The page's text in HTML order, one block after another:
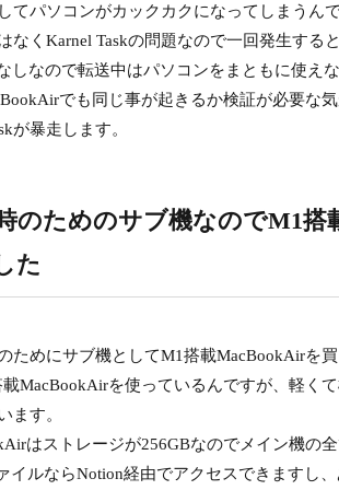
てパソコンがカックカクになってしまうんで
くKarnel Taskの問題なので一回発生する
しなので転送中はパソコンをまともに使えな
でも同じ事が起きるか検証が必要な
が暴走します。
のためのサブ機なのでM1搭
た
ためにサブ機としてM1搭載MacBookAirを
MacBookAirを使っているんですが、軽く
ます。
はストレージが256GBなのでメイン機の
イルならNotion経由でアクセスできますし